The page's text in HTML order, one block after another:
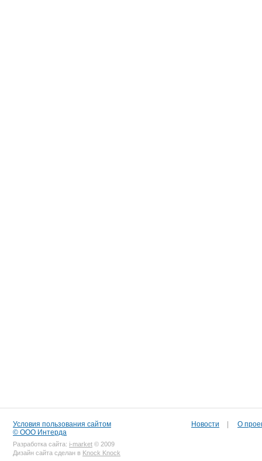
Условия пользования сайтом
© ООО Интерда
Разработка сайта: i-market © 2009
Дизайн сайта сделан в Knock Knock
Новости О